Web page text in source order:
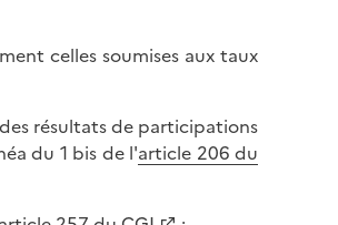
celles soumises aux taux
résultats de participations
du 1 bis de l'article 206 du